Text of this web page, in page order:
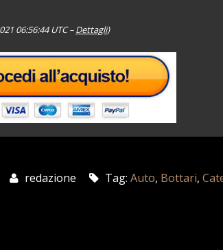
06:56:44 UTC –Dettagli)
redazione Tag:Auto, Bottari,